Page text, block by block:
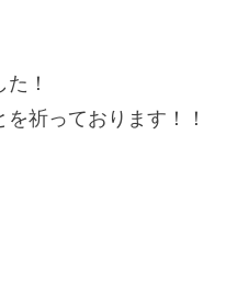
！
祈っております！！